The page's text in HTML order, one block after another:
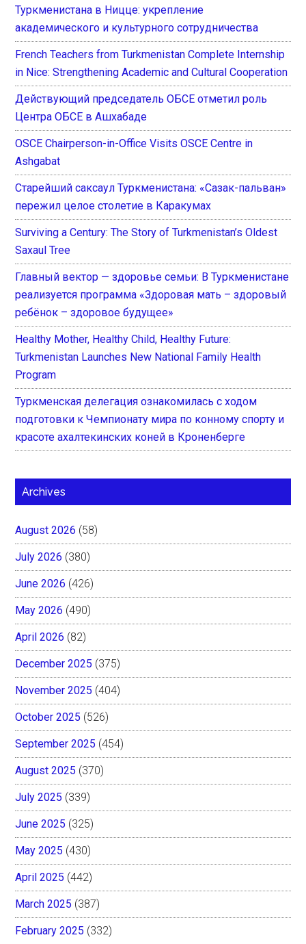
Туркменистана в Ницце: укрепление
академического и культурного сотрудничества
French Teachers from Turkmenistan Complete Internship
in Nice: Strengthening Academic and Cultural Cooperation
Действующий председатель ОБСЕ отметил роль
Центра ОБСЕ в Ашхабаде
OSCE Chairperson-in-Office Visits OSCE Centre in
Ashgabat
Старейший саксаул Туркменистана: «Сазак-пальван»
пережил целое столетие в Каракумах
Surviving a Century: The Story of Turkmenistan’s Oldest
Saxaul Tree
Главный вектор — здоровье семьи: В Туркменистане
реализуется программа «Здоровая мать – здоровый
ребёнок – здоровое будущее»
Healthy Mother, Healthy Child, Healthy Future:
Turkmenistan Launches New National Family Health
Program
Туркменская делегация ознакомилась с ходом
подготовки к Чемпионату мира по конному спорту и
красоте ахалтекинских коней в Кроненберге
Archives
August 2026 (58)
July 2026 (380)
June 2026 (426)
May 2026 (490)
April 2026 (82)
December 2025 (375)
November 2025 (404)
October 2025 (526)
September 2025 (454)
August 2025 (370)
July 2025 (339)
June 2025 (325)
May 2025 (430)
April 2025 (442)
March 2025 (387)
February 2025 (332)